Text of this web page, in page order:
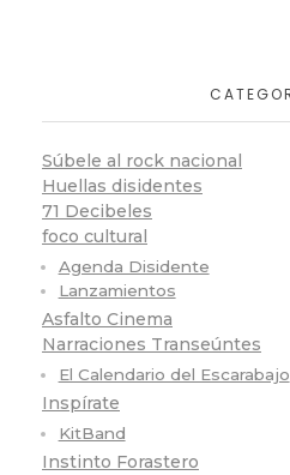
Súbele al rock nacional
Huellas disidentes
71 Decibeles
foco cultural
Agenda Disidente
Lanzamientos
Asfalto Cinema
Narraciones Transeúntes
El Calendario del Escarabajo
Inspírate
KitBand
Instinto Forastero